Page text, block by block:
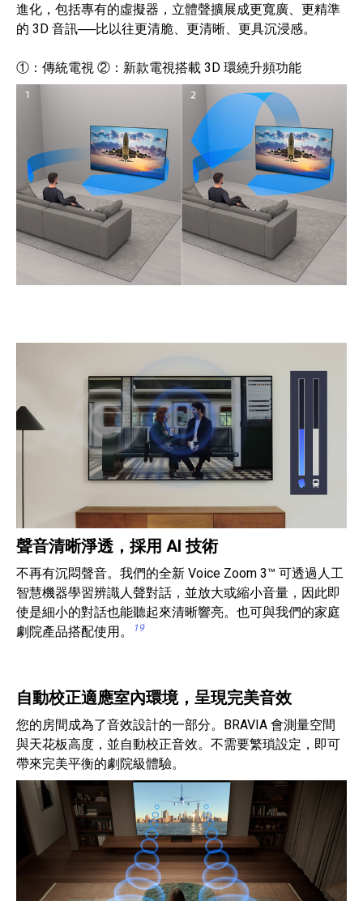
進化，包括專有的虛擬器，立體聲擴展成更寬廣、更精準
的 3D 音訊──比以往更清脆、更清晰、更具沉浸感。
①：傳統電視 ②：新款電視搭載 3D 環繞升頻功能
聲音清晰淨透，採用 AI 技術
不再有沉悶聲音。我們的全新 Voice Zoom 3™ 可透過人工
智慧機器學習辨識人聲對話，並放大或縮小音量，因此即
使是細小的對話也能聽起來清晰響亮。也可與我們的家庭
劇院產品搭配使用。
19
自動校正適應室內環境，呈現完美音效
您的房間成為了音效設計的一部分。BRAVIA 會測量空間
與天花板高度，並自動校正音效。不需要繁瑣設定，即可
帶來完美平衡的劇院級體驗。